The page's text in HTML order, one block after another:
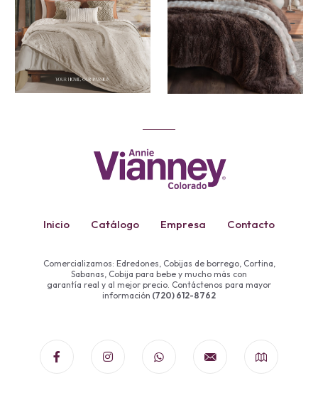
Inicio Catálogo Empresa Contacto
Comercializamos: Edredones, Cobijas de borrego, Cortina,
Sabanas, Cobija para bebe y mucho más con
garantía real y al mejor precio. Contáctenos para mayor
información (720) 612-8762